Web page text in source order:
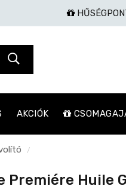
AKCIÓK
/
Premiére Huile